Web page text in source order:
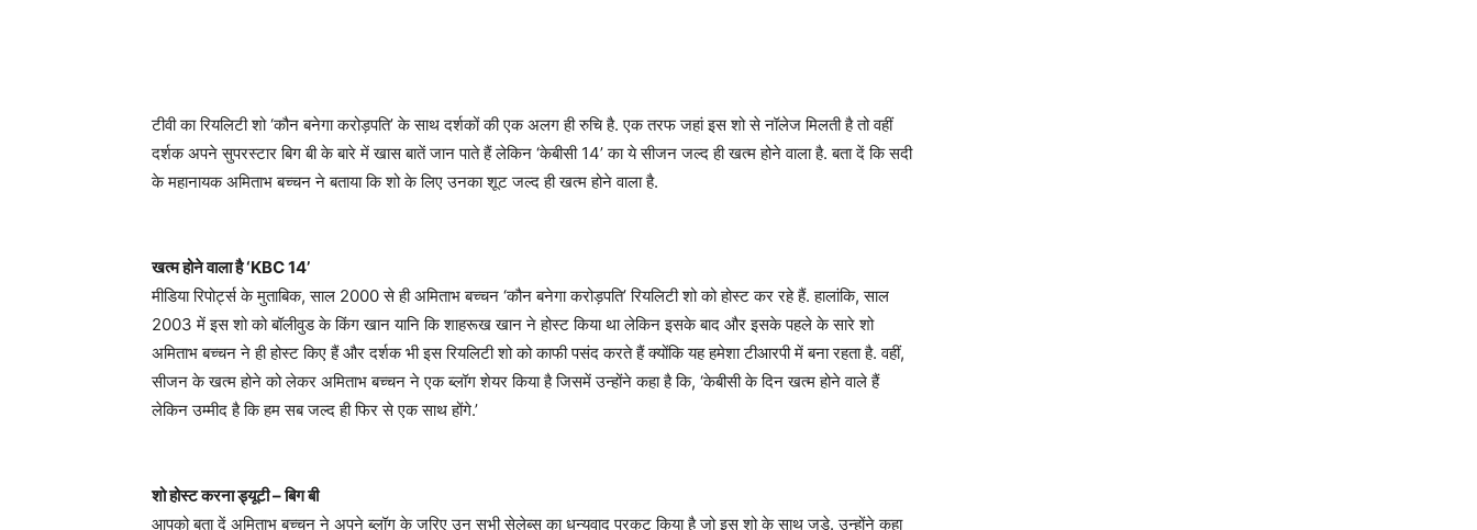
टीवी का रियलिटी शो ‘कौन बनेगा करोड़पति’ के साथ दर्शकों की एक अलग ही रुचि है. एक तरफ जहां इस शो से नॉलेज मिलती है तो वहीं
दर्शक अपने सुपरस्टार बिग बी के बारे में खास बातें जान पाते हैं लेकिन ‘केबीसी 14’ का ये सीजन जल्द ही खत्म होने वाला है. बता दें कि सदी
के महानायक अमिताभ बच्चन ने बताया कि शो के लिए उनका शूट जल्द ही खत्म होने वाला है.
खत्म होने वाला है ‘KBC 14’
मीडिया रिपोर्ट्स के मुताबिक, साल 2000 से ही अमिताभ बच्चन ‘कौन बनेगा करोड़पति’ रियलिटी शो को होस्ट कर रहे हैं. हालांकि, साल
2003 में इस शो को बॉलीवुड के किंग खान यानि कि शाहरूख खान ने होस्ट किया था लेकिन इसके बाद और इसके पहले के सारे शो
अमिताभ बच्चन ने ही होस्ट किए हैं और दर्शक भी इस रियलिटी शो को काफी पसंद करते हैं क्योंकि यह हमेशा टीआरपी में बना रहता है. वहीं,
सीजन के खत्म होने को लेकर अमिताभ बच्चन ने एक ब्लॉग शेयर किया है जिसमें उन्होंने कहा है कि, ‘केबीसी के दिन खत्म होने वाले हैं
लेकिन उम्मीद है कि हम सब जल्द ही फिर से एक साथ होंगे.’
शो होस्ट करना ड्यूटी – बिग बी
आपको बता दें अमिताभ बच्चन ने अपने ब्लॉग के जरिए उन सभी सेलेब्स का धन्यवाद प्रकट किया है जो इस शो के साथ जुड़े. उन्होंने कहा